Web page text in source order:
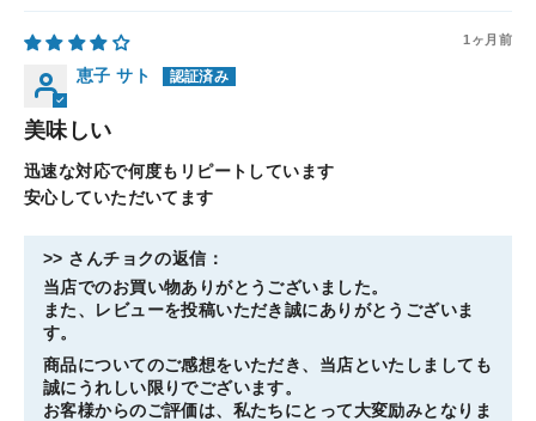
1ヶ月前
恵子 サト
美味しい
迅速な対応で何度もリピートしています
安心していただいてます
>> さんチョクの返信：
当店でのお買い物ありがとうございました。
また、レビューを投稿いただき誠にありがとうございま
す。
商品についてのご感想をいただき、当店といたしましても
誠にうれしい限りでございます。
お客様からのご評価は、私たちにとって大変励みとなりま